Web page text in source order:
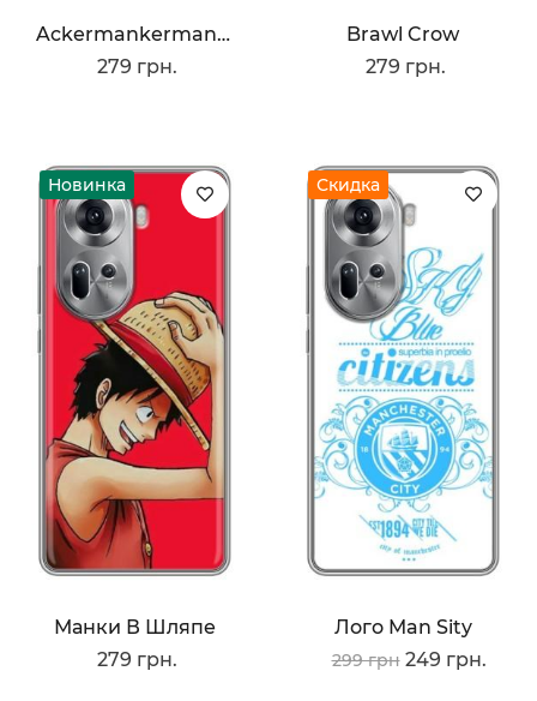
Ackermankerman Levi
279 грн.
Brawl Crow
279 грн.
Новинка
Манки В Шляпе
279 грн.
Скидка
Лого Man Sity
299 грн 249 грн.